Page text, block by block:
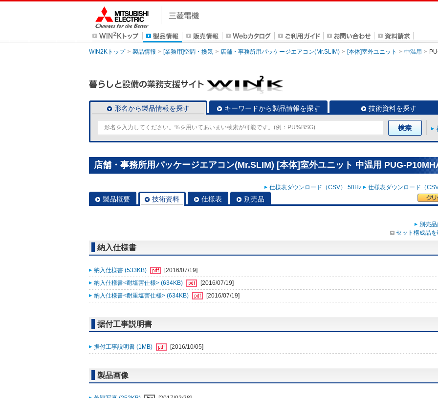
WIN2Kトップ 製品情報 [業務用]空調・換気 店舗・事務所用パッケージエアコン(Mr.SLIM) [本体]室外ユニット 中温用
形名から製品情報を探す キーワードから製品情報を探す 技術資料を探す
店舗・事務所用パッケージエアコン(Mr.SLIM) [本体]室外ユニット 中温用 PUG-
仕様表ダウンロード（CSV） 50Hz 仕様表ダウンロード（
製品概要 技術資料 仕様表 別売品
別売
セット構成品
納入仕様書
納入仕様書 (533KB)
[2016/07/19]
納入仕様書<耐塩害仕様> (634KB)
[2016/07/19]
納入仕様書<耐重塩害仕様> (634KB)
[2016/07/19]
据付工事説明書
据付工事説明書 (1MB) [2016/10/05]
製品画像